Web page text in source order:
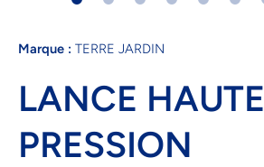
Marque : TERRE JARDIN
LANCE HAUTE
PRESSION